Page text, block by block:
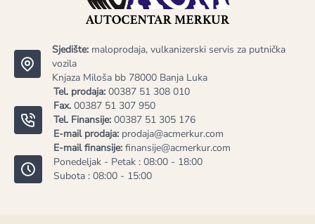
Sjedište: maloprodaja, vulkanizerski servis za putnička
vozila
Knjaza Miloša bb 78000 Banja Luka
Tel. prodaja: 00387 51 308 010
Fax. 00387 51 307 950
Tel. Finansije: 00387 51 305 176
E-mail prodaja: prodaja@acmerkur.com
E-mail finansije: finansije@acmerkur.com
Ponedeljak - Petak : 08:00 - 18:00
Subota : 08:00 - 15:00